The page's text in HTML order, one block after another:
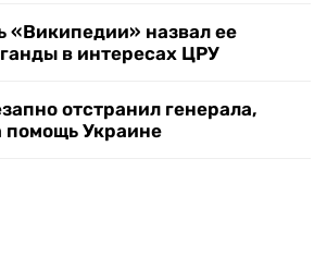
«Википедии» назвал ее
в интересах ЦРУ
отстранил генерала,
помощь Украине